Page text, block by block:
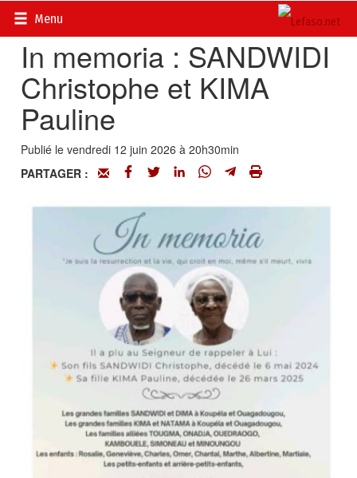
Menu
Accueil>
In memoria : SANDWIDI
Christophe et KIMA
Pauline
Publié le vendredi 12 juin 2026 à 20h30min
PARTAGER :